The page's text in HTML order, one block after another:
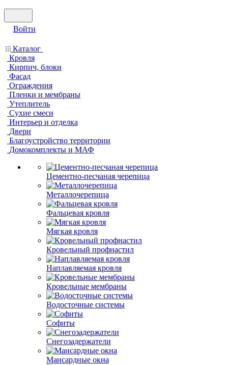
Войти
Каталог
Кровля
Кирпич, блоки
Фасад
Ограждения
Пленки и мембраны
Утеплитель
Сухие смеси
Интерьер и отделка
Двери
Благоустройство территории
Домокомплекты и МАФ
Цементно-песчаная черепица
Металлочерепица
Фальцевая кровля
Мягкая кровля
Кровельный профнастил
Наплавляемая кровля
Кровельные мембраны
Водосточные системы
Софиты
Снегозадержатели
Мансардные окна